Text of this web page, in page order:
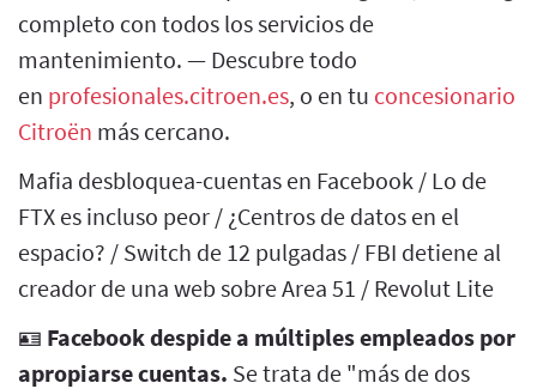
completo con todos los servicios de
mantenimiento. — Descubre todo
en profesionales.citroen.es, o en tu concesionario
Citroën más cercano.
Mafia desbloquea-cuentas en Facebook / Lo de
FTX es incluso peor / ¿Centros de datos en el
espacio? / Switch de 12 pulgadas / FBI detiene al
creador de una web sobre Area 51 / Revolut Lite
🪪 Facebook despide a múltiples empleados por
apropiarse cuentas. Se trata de "más de dos